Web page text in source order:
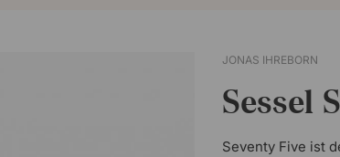
JONAS IHREBORN
Sessel
Seventy Five ist